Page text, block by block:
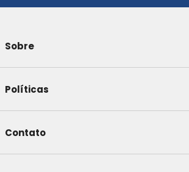
Sobre
Políticas
Contato